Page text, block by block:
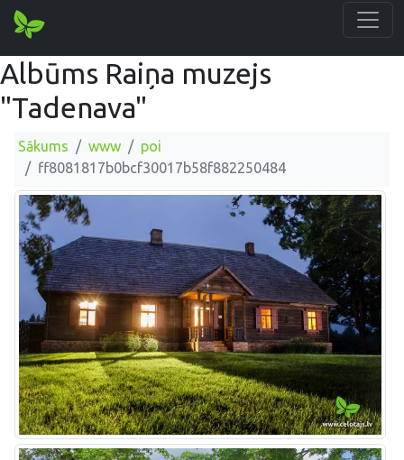
Albūms Raiņa muzejs
"Tadenava"
Sākums www
poi
ff8081817b0bcf30017b58f882250484